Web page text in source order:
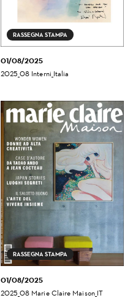
RASSEGNA STAMPA
01/08/2025
2025_08 Interni_Italia
RASSEGNA STAMPA
01/08/2025
2025_08 Marie Claire Maison_IT